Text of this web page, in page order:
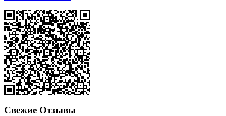
Свежие Отзывы